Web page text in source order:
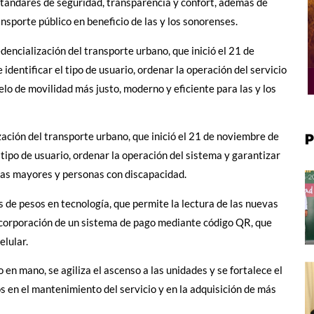
público en beneficio de las y los sonorenses.
del transporte urbano, que inició el 21 de
el tipo de usuario, ordenar la operación del servicio
de movilidad más justo, moderno y eficiente para las y los
del transporte urbano, que inició el 21 de noviembre de
de usuario, ordenar la operación del sistema y garantizar
mayores y personas con discapacidad.
pesos en tecnología, que permite la lectura de las nuevas
de un sistema de pago mediante código QR, que
mano, se agiliza el ascenso a las unidades y se fortalece el
el mantenimiento del servicio y en la adquisición de más